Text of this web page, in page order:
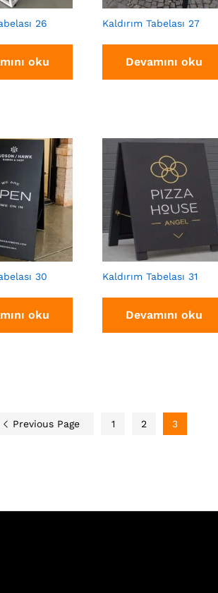
26
oku
Kaldırım Tabelası 27
Devamını oku
30
oku
Kaldırım Tabelası 31
Devamını oku
Previous Page 1 2 3